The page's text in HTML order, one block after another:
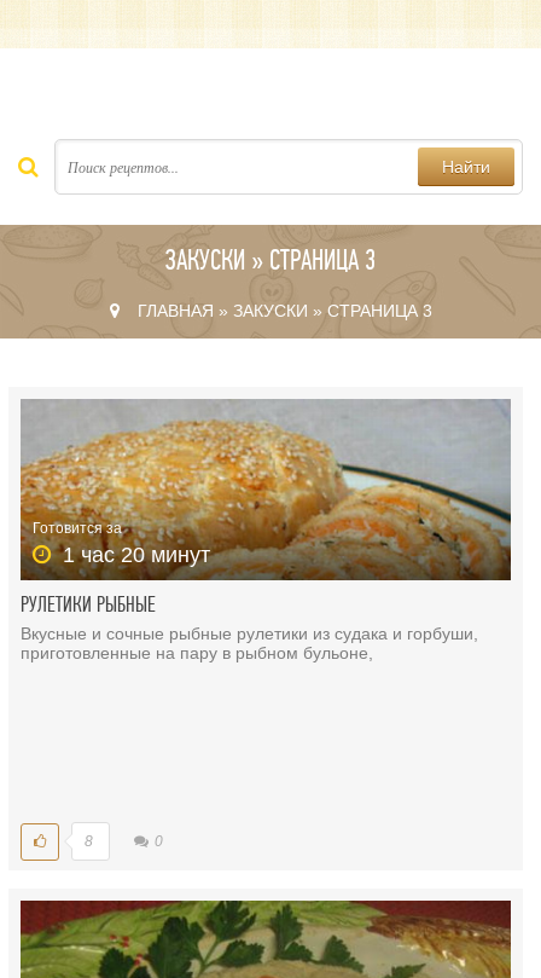
Найти
ЗАКУСКИ » СТРАНИЦА 3
ГЛАВНАЯ » ЗАКУСКИ » СТРАНИЦА 3
Готовится за
1 час 20 минут
РУЛЕТИКИ РЫБНЫЕ
Вкусные и сочные рыбные рулетики из судака и горбуши,
приготовленные на пару в рыбном бульоне,
8 0